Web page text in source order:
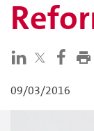
09/03/2016